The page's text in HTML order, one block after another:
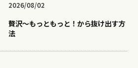
2026/08/02
贅沢〜もっともっと！から抜け出す方
法